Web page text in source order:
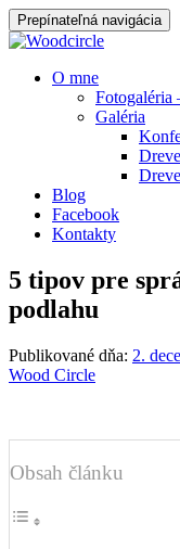
Prepínateľná navigácia
Prejsť
O mne
Fotogaléria
Galéria
Blog
Facebook
Kontakty
5 tipov pre
podlahu
Publikované dňa: 2.
Wood Circle
Obsah článku